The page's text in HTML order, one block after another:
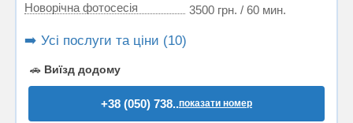
Новорічна фотосесія 3500 грн. / 60 мин.
➡️ Усі послуги та ціни (10)
🚗 Виїзд додому
+38 (050) 738..показати номер